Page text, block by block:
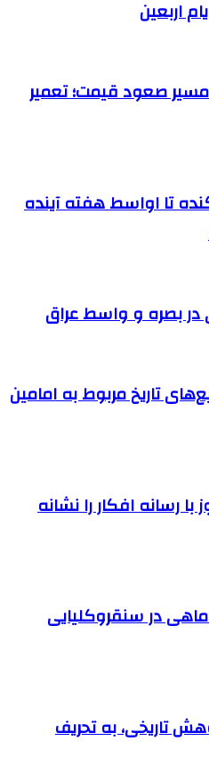
اربعین
مسیر صعود قیمت؛ تعمیر
تا اواسط هفته آینده
در بصره و واسط عراق
تاریخ مربوط به امامین
رسانه افکار را نشانه
ماهی در سنقروکلیایی
تاریخی، به تحریف